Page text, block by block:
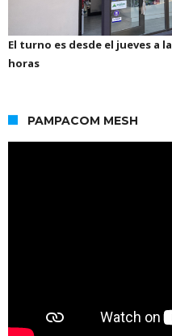
El turno es desde el jueves a
horas
PAMPACOM MESH